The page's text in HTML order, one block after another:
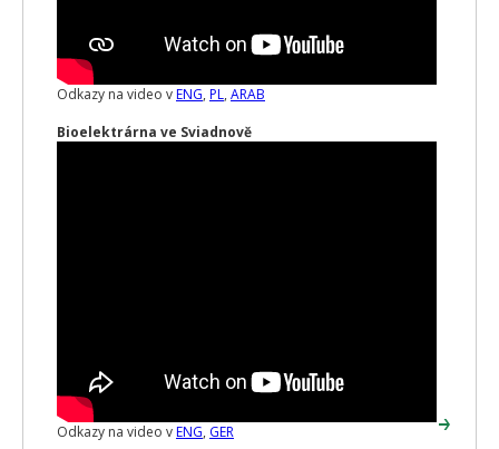
Odkazy na video vENG, PL, ARAB
Bioelektrárna ve Sviadnově
Odkazy na video vENG, GER